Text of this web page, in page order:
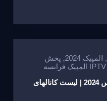
a
g
e
e
, المپیک 2024 , پخش
فروش ایپی تیوی المپیک پاریس 2024 | لیست کانالهای